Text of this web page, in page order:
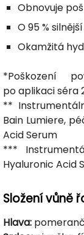
Obnovuje
O 95 %
Okamžitá
*Poškození
po aplikaci séra
**
Bain Lumiere,
Acid Serum
***
Hyaluronic Acid
Složení vůně
Hlava: